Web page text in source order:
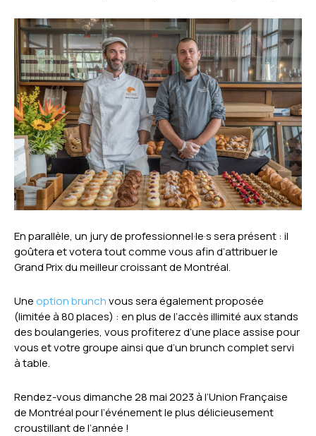
En parallèle, un jury de professionnel·le·s sera présent : il
goûtera et votera tout comme vous afin d’attribuer le
Grand Prix du meilleur croissant de Montréal.
Une option brunchvous sera également proposée
(limitée à 80 places) : en plus de l’accès illimité aux stands
des boulangeries, vous profiterez d’une place assise pour
vous et votre groupe ainsi que d’un brunch complet servi
à table.
Rendez-vous dimanche 28 mai 2023 à l’Union Française
de Montréal pour l’événement le plus délicieusement
croustillant de l’année !